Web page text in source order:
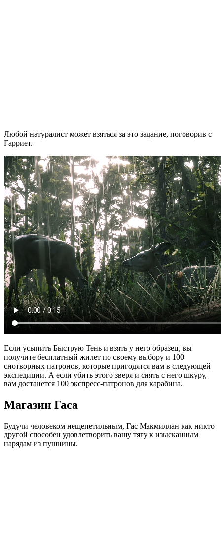
Любой натуралист может взяться за это задание, поговорив с
Гарриет.
Если усыпить Быструю Тень и взять у него образец, вы
получите бесплатный жилет по своему выбору и 100
снотворных патронов, которые пригодятся вам в следующей
экспедиции. А если убить этого зверя и снять с него шкуру,
вам достанется 100 экспресс-патронов для карабина.
Магазин Гаса
Будучи человеком нещепетильным, Гас Макмиллан как никто
другой способен удовлетворить вашу тягу к изысканным
нарядам из пушнины.